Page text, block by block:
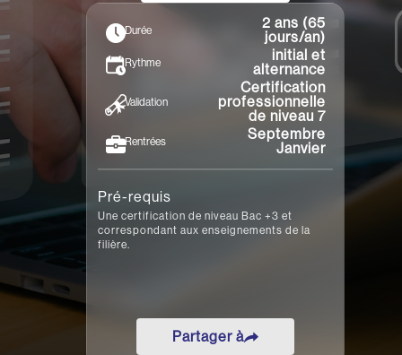
Toulouse
Durée
2 ans (65
jours/an)
Rythme
initial et
alternance
Validation
Certification
professionnelle
de niveau 7
Rentrées
Septembre
Janvier
Pré-requis
Une certification de niveau Bac +3 et
correspondant aux enseignements de la
filière.
Partager à